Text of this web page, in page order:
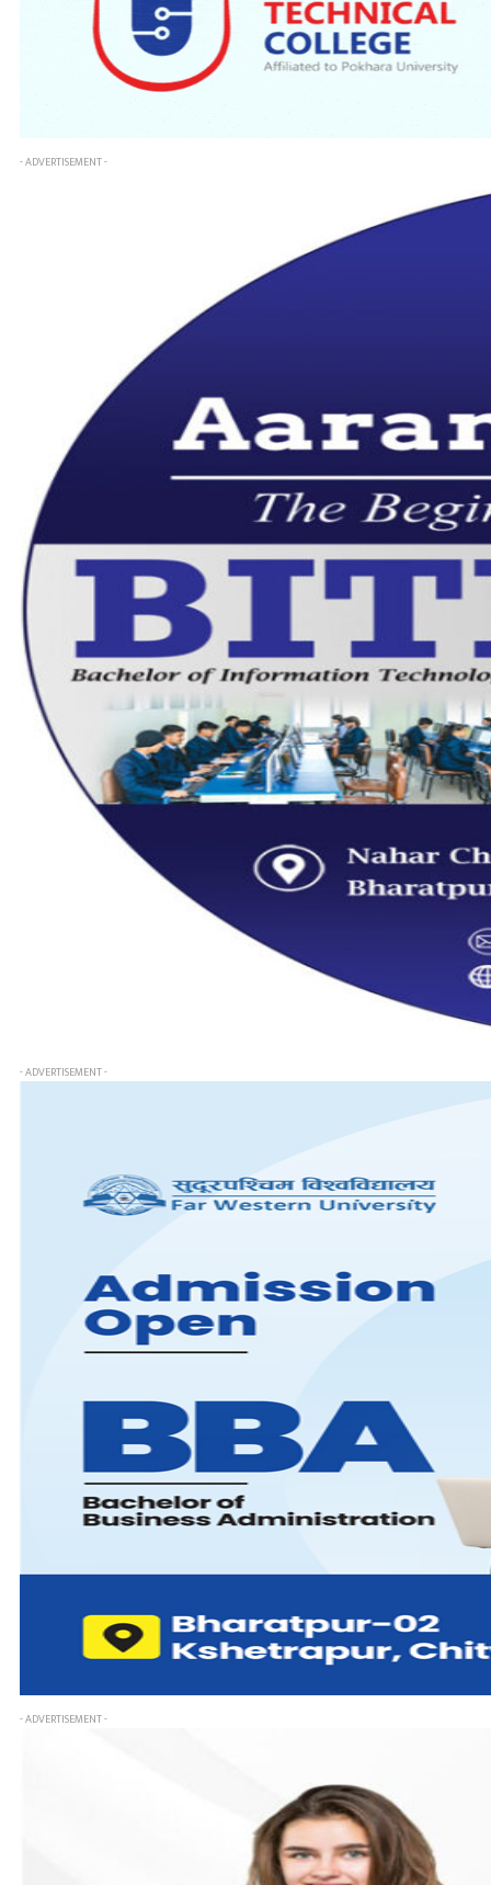
- ADVERTISEMENT -
- ADVERTISEMENT -
- ADVERTISEMENT -